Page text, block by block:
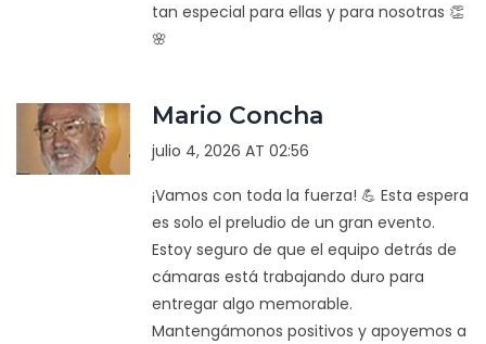
tan especial para ellas y para nosotras 👏
🌸
Mario Concha
julio 4, 2026 AT 02:56
¡Vamos con toda la fuerza! 💪 Esta espera
es solo el preludio de un gran evento.
Estoy seguro de que el equipo detrás de
cámaras está trabajando duro para
entregar algo memorable.
Mantengámonos positivos y apoyemos a